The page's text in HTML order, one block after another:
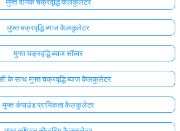
मुफ्त चक्रवृद्धि ब्याज कैलकुलेटर
मुफ्त चक्रवृद्धि ब्याज सॉल्वर
के साथ मुफ्त चक्रवृद्धि ब्याज कैलकुलेटर
मुफ्त कंपाउंड प्रायिकता कैलकुलेटर